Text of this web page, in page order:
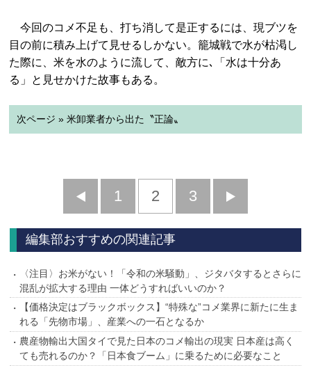
今回のコメ不足も、打ち消して是正するには、現ブツを
目の前に積み上げて見せるしかない。籠城戦で水が枯渇し
た際に、米を水のように流して、敵方に､「水は十分あ
る」と見せかけた故事もある。
次ページ » 米卸業者から出た〝正論〟
前
へ
1 2 3
へ
編集部おすすめの関連記事
〈注目〉お米がない！「令和の米騒動」、ジタバタするとさらに
混乱が拡大する理由 一体どうすればいいのか？
【価格決定はブラックボックス】“特殊な”コメ業界に新たに生ま
れる「先物市場」、産業への一石となるか
農産物輸出大国タイで見た日本のコメ輸出の現実 日本産は高く
ても売れるのか？「日本食ブーム」に乗るために必要なこと